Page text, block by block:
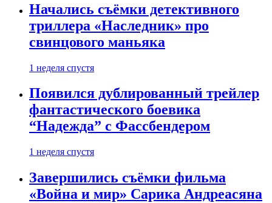
Начались съёмки детективного
триллера «Наследник» про
свинцового маньяка
1 неделя спустя
Появился дублированный трейлер
фантастического боевика
“Надежда” с Фассбендером
1 неделя спустя
Завершились съёмки фильма
«Война и мир» Сарика Андреасяна